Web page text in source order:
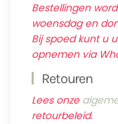
Bestellingen
woensdag en
Bij spoed kunt u
opnemen via
Retouren
Lees onze
retourbeleid.